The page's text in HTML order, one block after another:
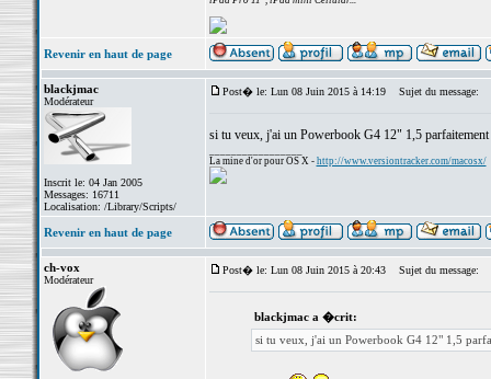
Revenir en haut de page
blackjmac
Modérateur
Inscrit le: 04 Jan 2005
Messages: 16711
Localisation: /Library/Scripts/
Post� le: Lun 08 Juin 2015 à 14:19 Sujet du message:
si tu veux, j'ai un Powerbook G4 12" 1,5 parfaitement
La mine d'or pour OS X - http://www.versiontracker.com/macosx/
Revenir en haut de page
ch-vox
Modérateur
Post� le: Lun 08 Juin 2015 à 20:43 Sujet du message:
blackjmac a �crit:
si tu veux, j'ai un Powerbook G4 12" 1,5